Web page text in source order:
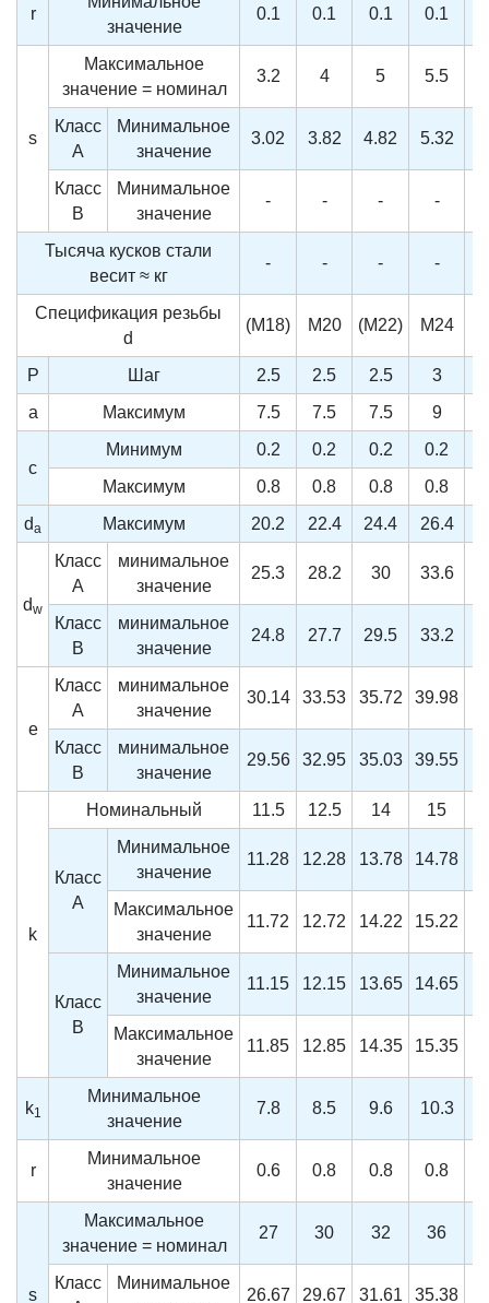
r
значение
0.1 0.1 0.1 0.1
s
Максимальное
значение = номинал
3.2 4 5 5.5
Класс
A
Минимальное
значение
3.02 3.82 4.82 5.32
Класс
B
Минимальное
значение
- - - -
Тысяча кусков стали
весит ≈ кг
- - - -
Спецификация резьбы
d
(M18) M20 (M22) M24
P Шаг 2.5 2.5 2.5
3
a
Максимум 7.5 7.5 7.5 9
c
Минимум 0.2 0.2 0.2 0.2
Максимум
0.8 0.8 0.8 0.8
da Максимум 20.2 22.4 24.4 26.4
dw
Класс
A
минимальное
значение
25.3 28.2 30 33.6
Класс
B
минимальное
значение
24.8 27.7 29.5 33.2
e
Класс
A
минимальное
значение
30.14 33.53 35.72 39.98
Класс
B
минимальное
значение
29.56 32.95 35.03 39.55
k
Номинальный 11.5 12.5 14 15
Класс
A
Минимальное
значение
11.28 12.28 13.78 14.78
Максимальное
значение
11.72 12.72 14.22 15.22
Класс
B
Минимальное
значение
11.15 12.15 13.65 14.65
Максимальное
значение
11.85 12.85 14.35 15.35
k1
Минимальное
значение
7.8 8.5 9.6 10.3
r
Минимальное
значение
0.6 0.8 0.8 0.8
s
Максимальное
значение = номинал
27 30 32 36
Класс
Минимальное
26.67 29.67 31.61 35.38